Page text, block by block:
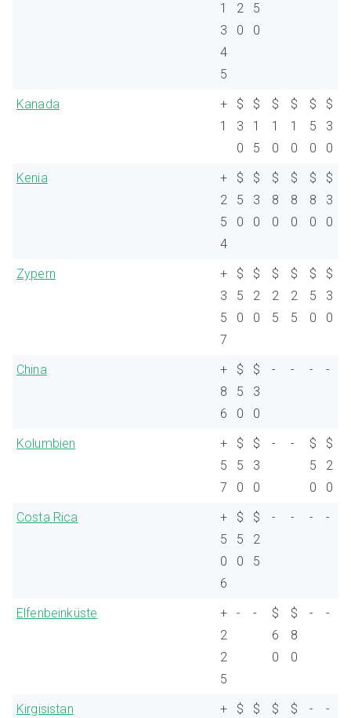
1
3
4
5
2
0
5
0
Kanada
+
1
$
3
0
$
1
5
$
1
0
$
1
0
$
5
0
$
3
0
Kenia
+
2
5
4
$
5
0
$
3
0
$
8
0
$
8
0
$
8
0
$
3
0
Zypern
+
3
5
7
$
5
0
$
2
0
$
2
5
$
2
5
$
5
0
$
3
0
China
+
8
6
$
5
0
$
3
0
- - - -
Kolumbien
+
5
7
$
5
0
$
3
0
- -
$
5
0
$
2
0
Costa Rica
+
5
0
6
$
5
0
$
2
5
- - - -
Elfenbeinküste
+
2
2
5
- -
$
6
0
$
8
0
- -
Kirgisistan + $ $ $ $ - -